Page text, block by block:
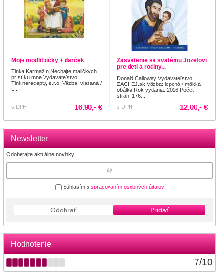
Newsletter
Odoberajte aktuálne novinky
Súhlasím s spracovaním osobných údajov
Odobrať Pridať
Hodnotenie
7/10
Moje modlitbičky + darček
Tinka Karmažín Nechajte maličkých
prísť ku mne Vydavateľstvo:
Tinkinerecepty, s.r.o. Väzba: viazaná /
t...
s DPH 16.90,- €
Zasvätenie sa svätému Jozefovi
pre deti a rodiny...
Donald Calloway Vydavateľstvo:
ZACHEJ.sk Väzba: lepená / mäkká
obálka Rok vydania: 2026 Počet
strán: 176...
s DPH
12.00,- €